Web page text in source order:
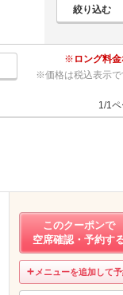
ロング料
価格は税込表示で
1/1
このクーポンで
空席確認・予約す
メニューを追加して